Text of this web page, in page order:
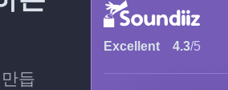
듭
Excellent 4.3/5